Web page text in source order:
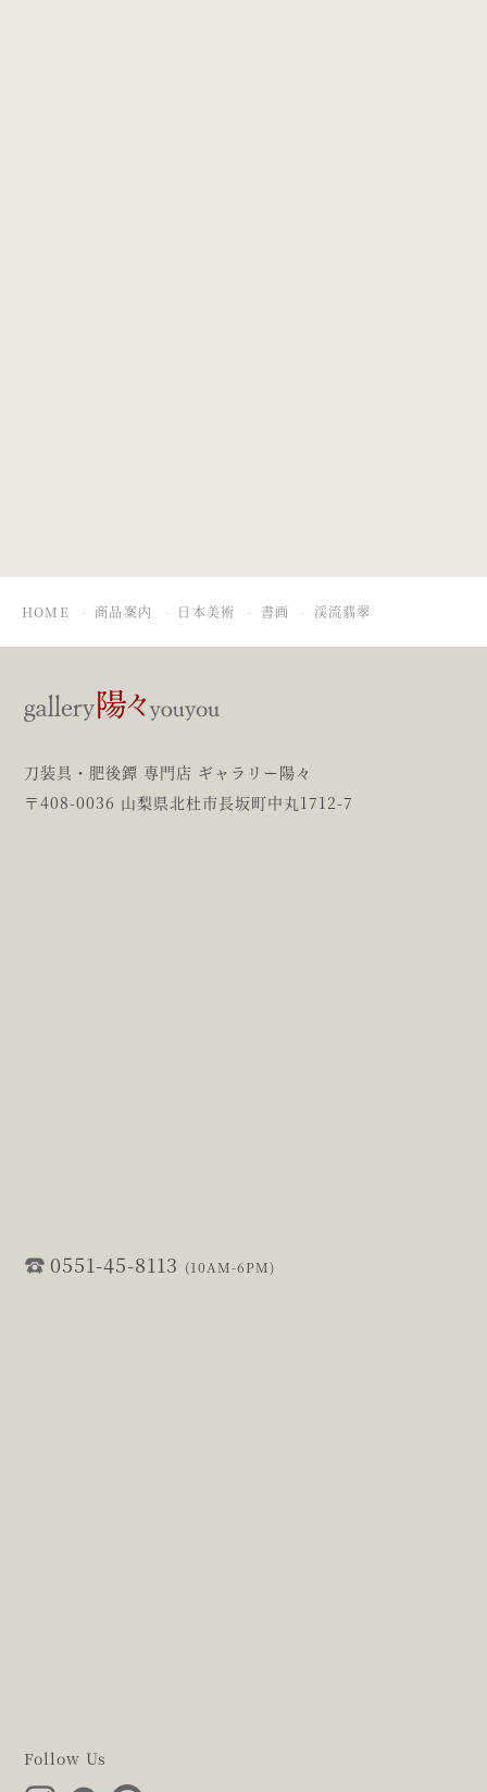
HOME 商品案内 日本美術 書画 渓流翡翠
刀装具・肥後鐔 専門店 ギャラリー陽々
〒408-0036 山梨県北杜市長坂町中丸1712-7
0551-45-8113 (10AM-6PM)
Follow Us